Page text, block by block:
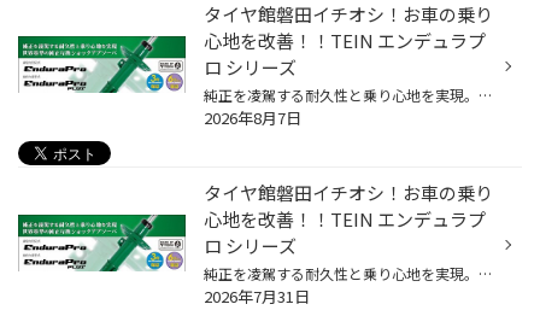
タイヤ館磐田イチオシ！お車の乗り
心地を改善！！TEIN エンデュラプ
ロ シリーズ
純正を凌駕する耐久性と乗り心地を実現。世界基準の純正互換ショックアブソーバー ☆純正形状 エンデュラプロ/エンデュラプロプラスは純正形状の高性能ショックアブソーバーです。 純正ショックアブソーバーと同形状のロアスプリングシートを備え、純正スプリングと純正アッパーマウントの使用を前提...
2026年8月7日
タイヤ館磐田イチオシ！お車の乗り
心地を改善！！TEIN エンデュラプ
ロ シリーズ
純正を凌駕する耐久性と乗り心地を実現。世界基準の純正互換ショックアブソーバー ☆純正形状 エンデュラプロ/エンデュラプロプラスは純正形状の高性能ショックアブソーバーです。 純正ショックアブソーバーと同形状のロアスプリングシートを備え、純正スプリングと純正アッパーマウントの使用を前提...
2026年7月31日